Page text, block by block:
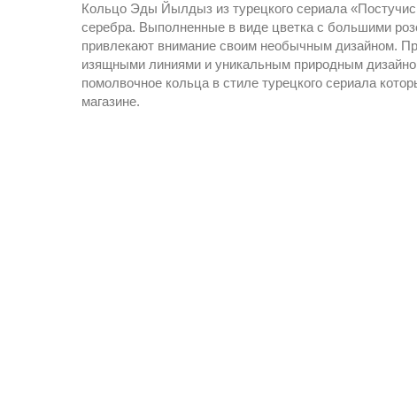
Кольцо Эды Йылдыз из турецкого сериала
серебра. Выполненные в виде цветка с большими
привлекают внимание своим необычным дизайном.
изящными линиями и уникальным природным
помолвочное кольца в стиле турецкого сериала
магазине.